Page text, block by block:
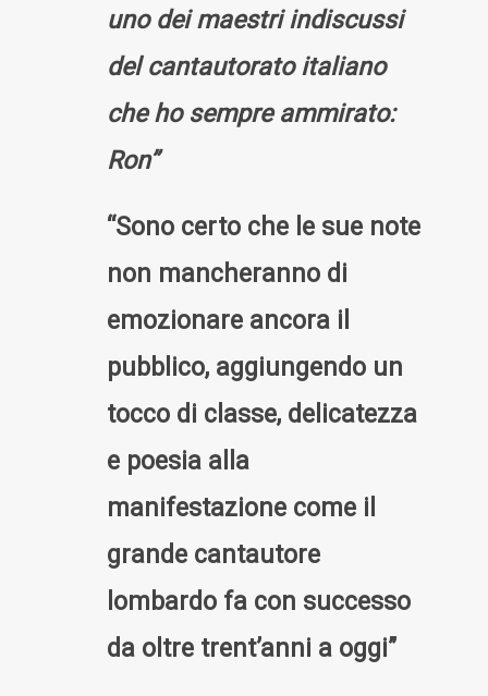
uno dei maestri indiscussi
del cantautorato italiano
che ho sempre ammirato:
Ron”
“Sono certo che le sue note
non mancheranno di
emozionare ancora il
pubblico, aggiungendo un
tocco di classe, delicatezza
e poesia alla
manifestazione come il
grande cantautore
lombardo fa con successo
da oltre trent’anni a oggi”